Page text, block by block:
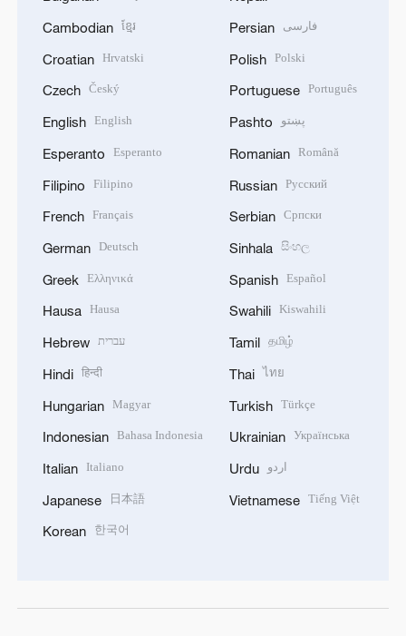
Cambodian ខ្មែរ
Croatian Hrvatski
Czech Český
English English
Esperanto Esperanto
Filipino Filipino
French Français
German Deutsch
Greek Ελληνικά
Hausa Hausa
Hebrew עברית
Hindi हिन्दी
Hungarian Magyar
Indonesian Bahasa Indonesia
Italian Italiano
Japanese 日本語
Korean 한국어
Persian فارسی
Polish Polski
Portuguese Português
Pashto پښتو
Romanian Română
Russian Русский
Serbian Српски
Sinhala සිංහල
Spanish Español
Swahili Kiswahili
Tamil தமிழ்
Thai ไทย
Turkish Türkçe
Ukrainian Українська
Urdu اردو
Vietnamese Tiếng Việt